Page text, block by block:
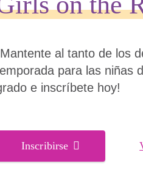
al tanto de los
para las niñas
e inscríbete hoy!
Inscribirse